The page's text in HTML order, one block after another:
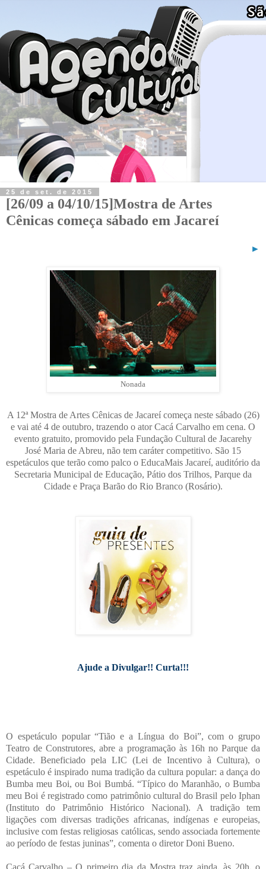
25 de set. de 2015
[26/09 a 04/10/15]Mostra de Artes
Cênicas começa sábado em Jacareí
►
Nonada
A 12ª Mostra de Artes Cênicas de Jacareí começa neste sábado (26)
e vai até 4 de outubro, trazendo o ator Cacá Carvalho em cena. O
evento gratuito, promovido pela Fundação Cultural de Jacarehy
José Maria de Abreu, não tem caráter competitivo. São 15
espetáculos que terão como palco o EducaMais Jacareí, auditório da
Secretaria Municipal de Educação, Pátio dos Trilhos, Parque da
Cidade e Praça Barão do Rio Branco (Rosário).
Ajude a Divulgar!! Curta!!!
O espetáculo popular “Tião e a Língua do Boi”, com o grupo
Teatro de Construtores, abre a programação às 16h no Parque da
Cidade. Beneficiado pela LIC (Lei de Incentivo à Cultura), o
espetáculo é inspirado numa tradição da cultura popular: a dança do
Bumba meu Boi, ou Boi Bumbá. “Típico do Maranhão, o Bumba
meu Boi é registrado como patrimônio cultural do Brasil pelo Iphan
(Instituto do Patrimônio Histórico Nacional). A tradição tem
ligações com diversas tradições africanas, indígenas e europeias,
inclusive com festas religiosas católicas, sendo associada fortemente
ao período de festas juninas”, comenta o diretor Doni Bueno.
Cacá Carvalho – O primeiro dia da Mostra traz ainda, às 20h, o